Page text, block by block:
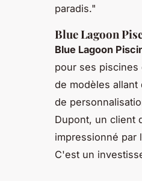
paradis."
Blue Lagoon
Blue Lagoon
pour ses
de modèles
de
Dupont, un client
impressionné par
C'est un